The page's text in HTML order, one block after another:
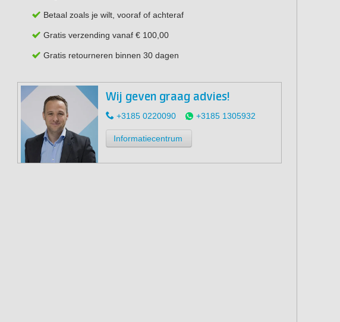
Betaal zoals je wilt, vooraf of achteraf
Gratis verzending vanaf € 100,00
Gratis retourneren binnen 30 dagen
Wij geven graag advies!
+3185 0220090 +3185 1305932
Informatiecentrum